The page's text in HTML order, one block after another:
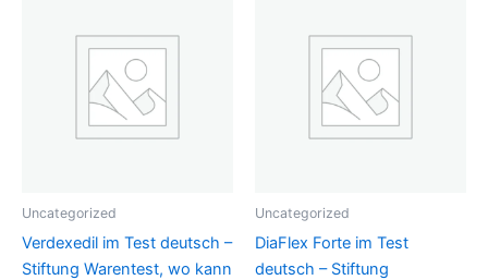
Uncategorized
Verdexedil im Test deutsch –
Stiftung Warentest, wo kann
Uncategorized
DiaFlex Forte im Test
deutsch – Stiftung